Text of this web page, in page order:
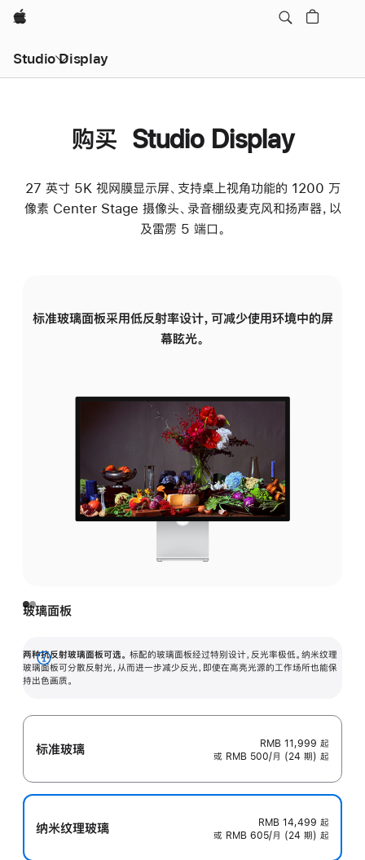
Apple
Studio Display
购买 Studio Display
27 英寸 5K 视网膜显示屏、支持桌上视角功能的 1200 万
像素 Center Stage 摄像头、录音棚级麦克风和扬声器，以
及雷雳 5 端口。
标准玻璃面板采用低反射率设计，可减少使用环境中的屏
幕眩光。
玻璃面板
两种抗反射玻璃面板可选。 标配的玻璃面板经过特别设计，反光率极低。纳米纹理
玻璃面板可分散反射光，从而进一步减少反光，即使在高亮光源的工作场所也能保
持出色画质。
展
开
标准玻璃 RMB 11,999 起
或 RMB 500/月 (24 期) 起
纳米纹理玻璃 RMB 14,499 起
或 RMB 605/月 (24 期) 起